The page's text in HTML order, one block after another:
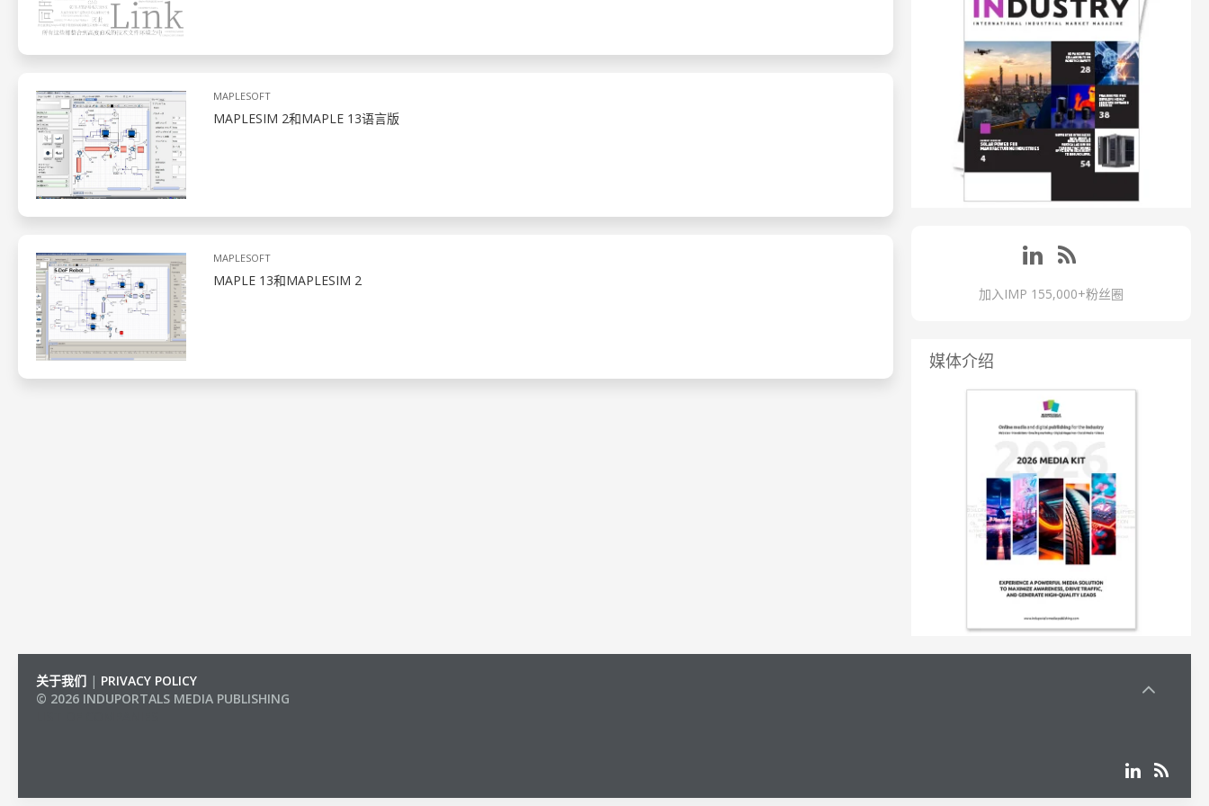
MAPLESOFT
MAPLESIM 2和MAPLE 13语言版
MAPLESOFT
MAPLE 13和MAPLESIM 2
加入IMP 155,000+粉丝圈
媒体介绍
关于我们 | PRIVACY POLICY
© 2026 INDUPORTALS MEDIA PUBLISHING